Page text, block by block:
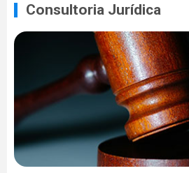
Consultoria Jurídica